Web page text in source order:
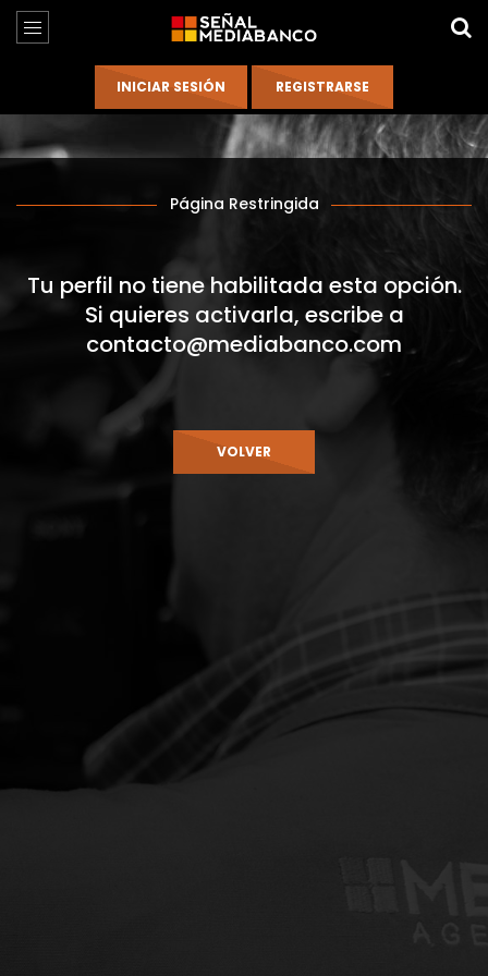
Página Restringida
Tu perfil no tiene habilitada esta opción.
Si quieres activarla, escribe a
contacto@mediabanco.com